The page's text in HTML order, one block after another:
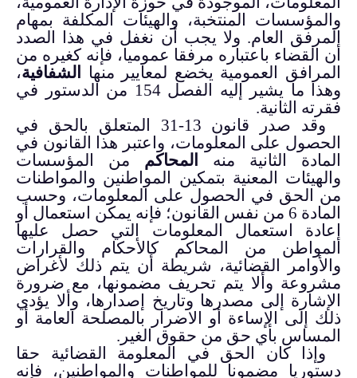
والمؤسسات المنتخبة، والهيئات المكلفة بمهام
المرفق العام. ولا يجب أن نغفل في هذا الصدد
أن القضاء باعتباره مرفقا عموميا، فإنه كغيره من
المرافق العمومية يخضع لمعايير منها
الشفافية،
وهذا ما يشير إليه الفصل 154 من الدستور في
فقرته الثانية.
وقد صدر قانون 13-31 المتعلق بالحق في
الحصول على المعلومات، واعتبر هذا القانون في
المادة الثانية منه
المحاكم من المؤسسات
والهيئات المعنية بتمكين المواطنين والمواطنات
من الحق في الحصول على المعلومات، وحسب
المادة 6 من نفس القانون؛ فإنه يمكن استعمال أو
إعادة استعمال المعلومات التي حصل عليها
المواطن من المحاكم كالأحكام والقرارات
والأوامر القضائية، شريطة أن يتم ذلك لأغراض
مشروعة وألا يتم تحريف مضمونها، مع ضرورة
الإشارة إلى مصدرها وتاريخ إصدارها، وألا يؤدي
ذلك إلى الإساءة أو الاضرار بالمصلحة العامة أو
المساس بأي حق من حقوق الغير.
وإذا كان الحق في المعلومة القضائية حقا
دستوريا مضمونا للمواطنات والمواطنين، فإنه